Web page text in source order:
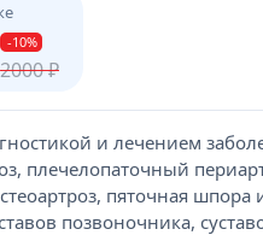
-10%
2000₽
и лечением
плечелопаточный
пяточная
позвоночника,